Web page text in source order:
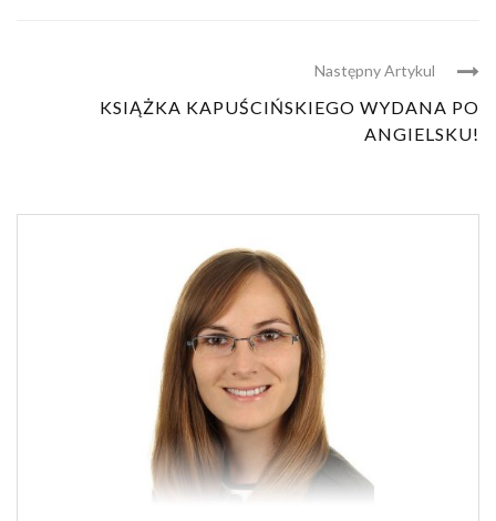
Następny Artykul
KSIĄŻKA KAPUŚCIŃSKIEGO WYDANA PO
ANGIELSKU!